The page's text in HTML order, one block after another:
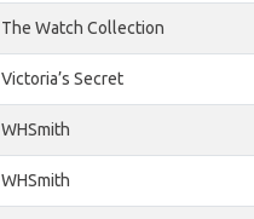
The Watch Collection
Victoria’s Secret
WHSmith
WHSmith